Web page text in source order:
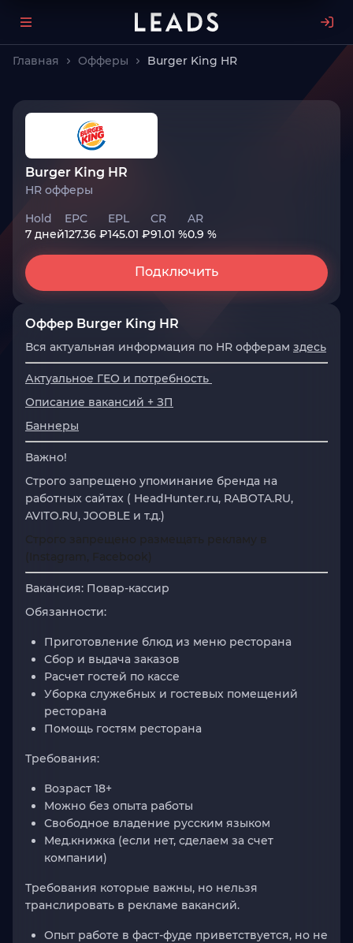
Главная Офферы Burger King HR
Burger King HR
HR офферы
Hold
7 дней
EPC
127.36 ₽
EPL
145.01 ₽
CR
91.01 %
AR
0.9 %
Подключить
Оффер Burger King HR
Вся актуальная информация по HR офферам здесь
Актуальное ГЕО и потребность
Описание вакансий + ЗП
Баннеры
Важно!
Строго запрещено упоминание бренда на
работных сайтах ( HeadHunter.ru, RABOTA.RU,
AVITO.RU, JOOBLE и т.д.)
Строго запрещено
размещать рекламу в
(Instagram, Facebook)
Вакансия: Повар-кассир
Обязанности:
Приготовление блюд из меню ресторана
Сбор и выдача заказов
Расчет гостей по кассе
Уборка служебных и гостевых помещений
ресторана
Помощь гостям ресторана
Требования:
Возраст 18+
Можно без опыта работы
Свободное владение русским языком
Мед.книжка (если нет, сделаем за счет
компании)
Требования которые важны, но нельзя
транслировать в рекламе вакансий.
Опыт работе в фаст-фуде приветствуется, но не